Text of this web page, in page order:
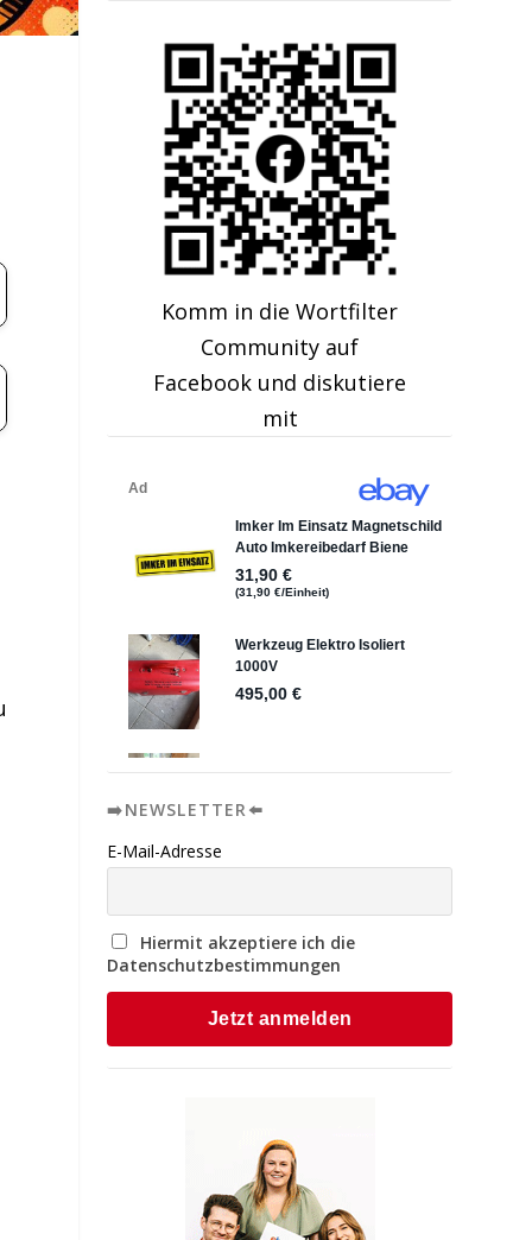
Komm in die Wortfilter
Community auf
Facebook und diskutiere
mit
➡️NEWSLETTER⬅️
E-Mail-Adresse
Hiermit akzeptiere ich die
Datenschutzbestimmungen